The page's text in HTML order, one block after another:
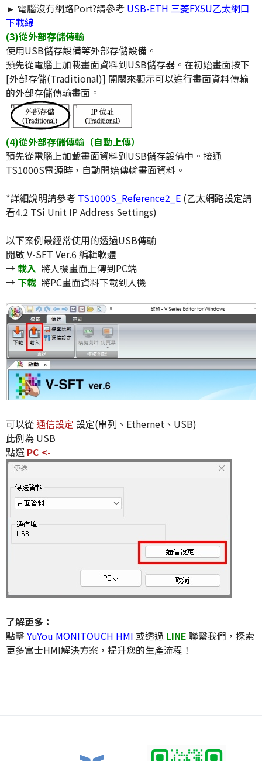
► 電腦沒有網路Port?請參考 USB-ETH 三菱FX5U乙太網口
下載線
(3)從外部存儲傳輸
使用USB儲存設備等外部存儲設備。
預先從電腦上加載畫面資料到USB儲存器。在初始畫面按下
[外部存儲(Traditional)] 開關來顯示可以進行畫面資料傳輸
的外部存儲傳輸畫面。
(4)從外部存儲傳輸（自動上傳）
預先從電腦上加載畫面資料到USB儲存設備中。接通
TS1000S電源時，自動開始傳輸畫面資料。
*詳細說明請參考 TS1000S_Reference2_E (乙太網路設定請
看4.2 TSi Unit IP Address Settings)
以下案例最經常使用的透過USB傳輸
開啟 V-SFT Ver.6 編輯軟體
→載入 將人機畫面上傳到PC端
→ 下載 將PC畫面資料下載到人機
可以從 通信設定 設定(串列、Ethernet、USB)
此例為 USB
點選 PC <-
了解更多：
點擊YuYou MONITOUCH HMI 或透過 LINE 聯繫我們，探索
更多富士HMI解決方案，提升您的生產流程！